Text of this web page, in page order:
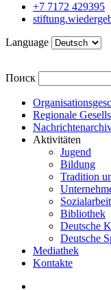
+7 7172 429395
Language
Поиск
Regionale
Aktivitäten
Jugend
Bildung
Tradition
Sozialarbeit
Bibliothek
Deutsche
Deutsche
Mediathek
Kontakte